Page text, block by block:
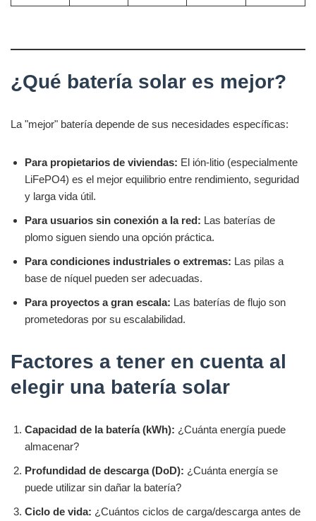
¿Qué batería solar es mejor?
La "mejor" batería depende de sus necesidades específicas:
Para propietarios de viviendas: El ión-litio (especialmente
LiFePO4) es el mejor equilibrio entre rendimiento, seguridad
y larga vida útil.
Para usuarios sin conexión a la red: Las baterías de
plomo siguen siendo una opción práctica.
Para condiciones industriales o extremas: Las pilas a
base de níquel pueden ser adecuadas.
Para proyectos a gran escala: Las baterías de flujo son
prometedoras por su escalabilidad.
Factores a tener en cuenta al
elegir una batería solar
Capacidad de la batería (kWh): ¿Cuánta energía puede
almacenar?
Profundidad de descarga (DoD): ¿Cuánta energía se
puede utilizar sin dañar la batería?
Ciclo de vida: ¿Cuántos ciclos de carga/descarga antes de